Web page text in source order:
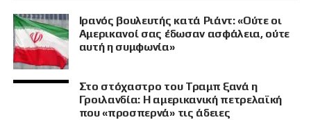
Ιρανός βουλευτής κατά Ριάντ: «Ούτε οι
Αμερικανοί σας έδωσαν ασφάλεια, ούτε
αυτή η συμφωνία»
Στο στόχαστρο του Τραμπ ξανά η
Γροιλανδία: Η αμερικανική πετρελαϊκή
που «προσπερνά» τις άδειες